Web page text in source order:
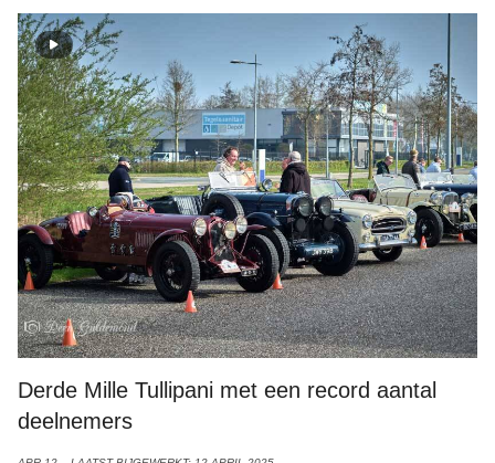
Derde Mille Tullipani met een record aantal
deelnemers